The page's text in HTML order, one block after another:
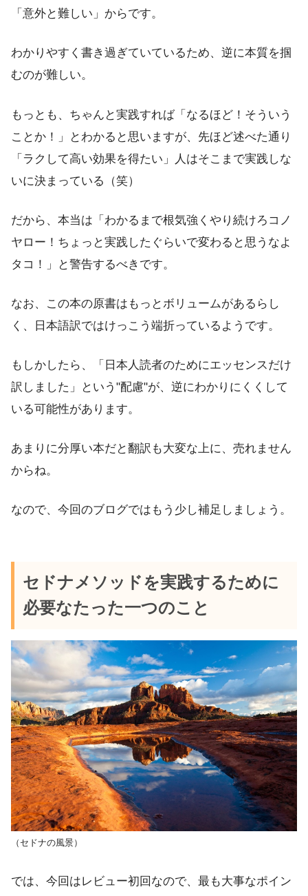
「意外と難しい」からです。
わかりやすく書き過ぎていているため、逆に本質を掴
むのが難しい。
もっとも、ちゃんと実践すれば「なるほど！そういう
ことか！」とわかると思いますが、先ほど述べた通り
「ラクして高い効果を得たい」人はそこまで実践しな
いに決まっている（笑）
だから、本当は「わかるまで根気強くやり続けろコノ
ヤロー！ちょっと実践したぐらいで変わると思うなよ
タコ！」と警告するべきです。
なお、この本の原書はもっとボリュームがあるらし
く、日本語訳ではけっこう端折っているようです。
もしかしたら、「日本人読者のためにエッセンスだけ
訳しました」という"配慮"が、逆にわかりにくくして
いる可能性があります。
あまりに分厚い本だと翻訳も大変な上に、売れません
からね。
なので、今回のブログではもう少し補足しましょう。
セドナメソッドを実践するために
必要なたった一つのこと
（セドナの風景）
では、今回はレビュー初回なので、最も大事なポイン